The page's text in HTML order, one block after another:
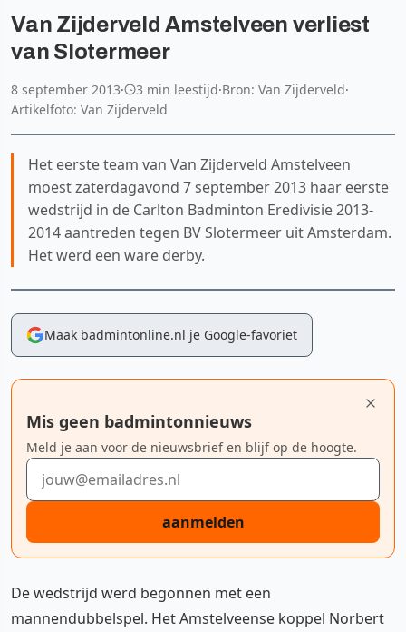
Van Zijderveld Amstelveen verliest
van Slotermeer
8 september 2013· 3 min leestijd·Bron: Van Zijderveld·
Artikelfoto: Van Zijderveld
Het eerste team van Van Zijderveld Amstelveen
moest zaterdagavond 7 september 2013 haar eerste
wedstrijd in de Carlton Badminton Eredivisie 2013-
2014 aantreden tegen BV Slotermeer uit Amsterdam.
Het werd een ware derby.
Maak badmintonline.nl je Google-favoriet
Mis geen badmintonnieuws
Meld je aan voor de nieuwsbrief en blijf op de hoogte.
E-mailadres
aanmelden
De wedstrijd werd begonnen met een
mannendubbelspel. Het Amstelveense koppel Norbert